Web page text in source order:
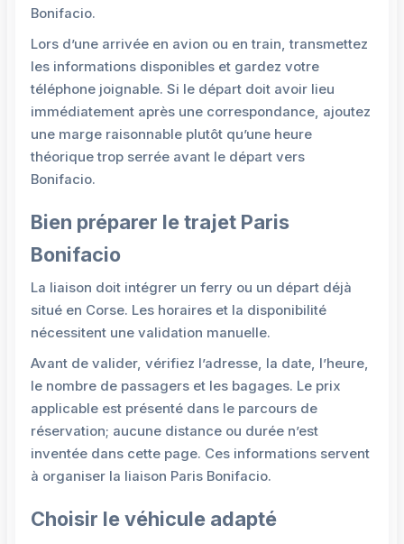
Bonifacio.
Lors d’une arrivée en avion ou en train, transmettez
les informations disponibles et gardez votre
téléphone joignable. Si le départ doit avoir lieu
immédiatement après une correspondance, ajoutez
une marge raisonnable plutôt qu’une heure
théorique trop serrée avant le départ vers
Bonifacio.
Bien préparer le trajet Paris
Bonifacio
La liaison doit intégrer un ferry ou un départ déjà
situé en Corse. Les horaires et la disponibilité
nécessitent une validation manuelle.
Avant de valider, vérifiez l’adresse, la date, l’heure,
le nombre de passagers et les bagages. Le prix
applicable est présenté dans le parcours de
réservation; aucune distance ou durée n’est
inventée dans cette page. Ces informations servent
à organiser la liaison Paris Bonifacio.
Choisir le véhicule adapté